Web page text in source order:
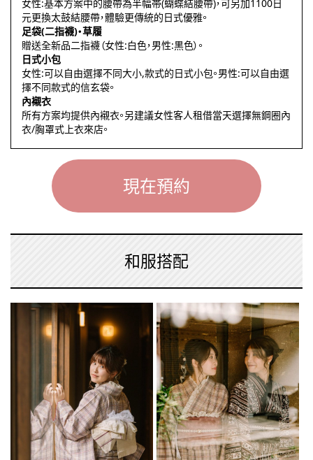
女性:基本方案中的腰帶為半幅帯(蝴蝶結腰帶)，可另加1100日
元更換太鼓結腰帶，體驗更傳統的日式優雅。
足袋(二指襪)・草履
贈送全新品二指襪（女性:白色，男性:黒色）。
日式小包
女性:可以自由選擇不同大小,款式的日式小包。男性:可以自由選
擇不同款式的信玄袋。
內襯衣
所有方案均提供內襯衣。另建議女性客人租借當天選擇無鋼圈內
衣/胸罩式上衣來店。
現在預約
和服搭配